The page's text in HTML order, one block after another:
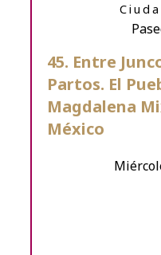
45. Entre
Partos. El
Magdalena
México